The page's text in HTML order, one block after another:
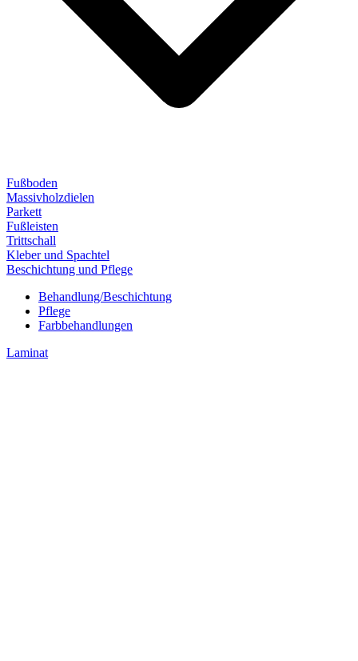
Fußboden
Massivholzdielen
Parkett
Fußleisten
Trittschall
Kleber und Spachtel
Beschichtung und Pflege
Behandlung/Beschichtung
Pflege
Farbbehandlungen
Laminat